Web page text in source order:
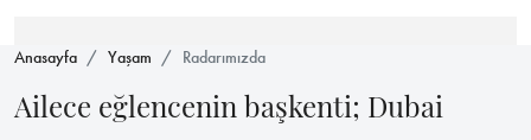
Anasayfa Yaşam Radarımızda
Ailece eğlencenin başkenti; Dubai